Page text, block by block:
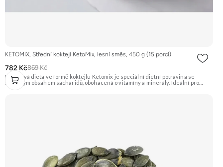
KETOMIX, Střední koktejl KetoMix, lesní směs, 450 g (15 porcí)
782 Kč869 Kč
Ketonová dieta ve formě koktejlu Ketomix je speciální dietní potravina se
sníženým obsahem sacharidů, obohacená o vitamíny a minerály. Ideální pro